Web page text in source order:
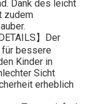
Dank des leicht
zudem
】Der
bessere
Kinder in
Sicht
erheblich